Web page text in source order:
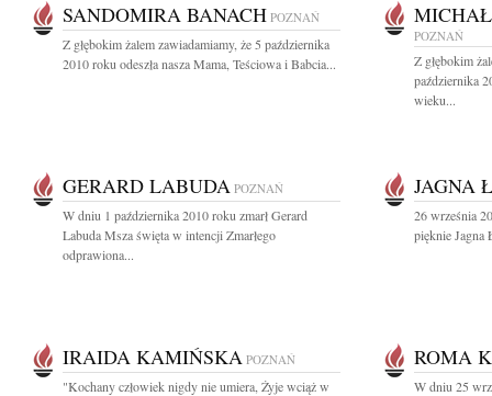
SANDOMIRA BANACH POZNAŃ
Z głębokim żalem zawiadamiamy, że 5 października
2010 roku odeszła nasza Mama, Teściowa i Babcia...
POZNAŃ
Z głębokim
października
wieku...
GERARD LABUDA POZNAŃ
W dniu 1 października 2010 roku zmarł Gerard
Labuda Msza święta w intencji Zmarłego
odprawiona...
JAGNA
26 września
pięknie Jagna
IRAIDA KAMIŃSKA POZNAŃ
"Kochany człowiek nigdy nie umiera, Żyje wciąż w
ROMA
W dniu 25